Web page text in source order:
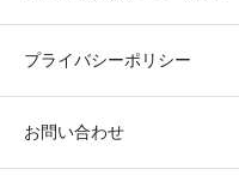
プライバシーポリシー
お問い合わせ